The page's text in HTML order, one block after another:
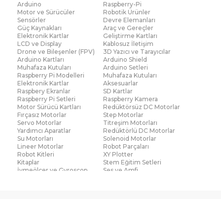
Arduino
Raspberry-Pi
Motor ve Sürücüler
Robotik Ürünler
Sensörler
Devre Elemanları
Güç Kaynakları
Araç ve Gereçler
Elektronik Kartlar
Geliştirme Kartları
LCD ve Display
Kablosuz İletişim
Drone ve Bileşenler (FPV)
3D Yazıcı ve Tarayıcılar
Arduino Kartları
Arduino Shield
Muhafaza Kutuları
Arduino Setleri
Raspberry Pi Modelleri
Muhafaza Kutuları
Elektronik Kartlar
Aksesuarlar
Raspbery Ekranlar
SD Kartlar
Raspberry Pi Setleri
Raspberry Kamera
Motor Sürücü Kartları
Redüktörsüz DC Motorlar
Fırçasız Motorlar
Step Motorlar
Servo Motorlar
Titreşim Motorları
Yardımcı Aparatlar
Redüktörlü DC Motorlar
Su Motorları
Solenoid Motorlar
Lineer Motorlar
Robot Parçaları
Robot Kitleri
XY Plotter
Kitaplar
Stem Eğitim Setleri
İvmeölçer ve Gyroscop
Ses ve Amfi